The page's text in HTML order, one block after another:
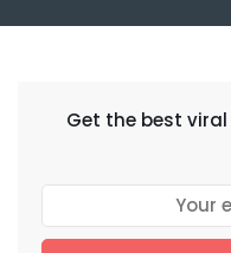
Get the best